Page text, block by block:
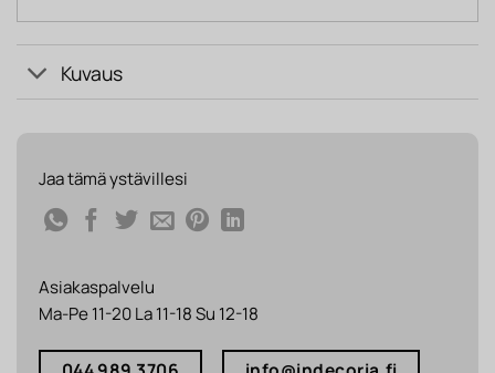
Kuvaus
Jaa tämä ystävillesi
Asiakaspalvelu
Ma-Pe 11-20 La 11-18 Su 12-18